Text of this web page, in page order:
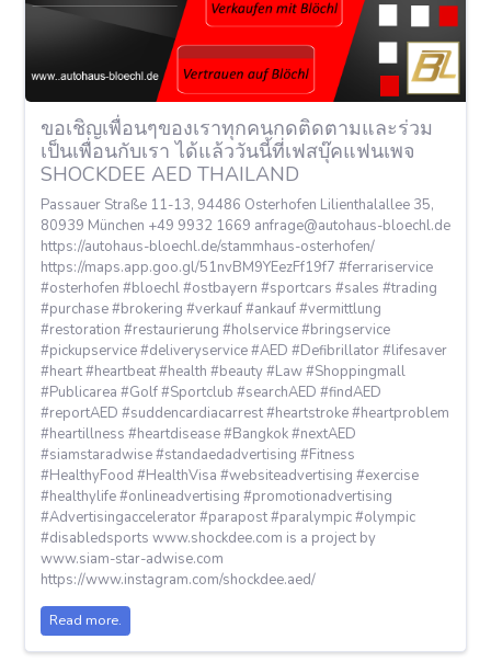
ขอเชิญเพื่อนๆของเราทุกคนกดติดตามและร่วม
เป็นเพื่อนกับเรา ได้แล้ววันนี้ที่เฟสบุ๊คแฟนเพจ
SHOCKDEE AED THAILAND
Passauer Straße 11-13, 94486 Osterhofen Lilienthalallee 35,
80939 München +49 9932 1669 anfrage@autohaus-bloechl.de
https://autohaus-bloechl.de/stammhaus-osterhofen/
https://maps.app.goo.gl/51nvBM9YEezFf19f7 #ferrariservice
#osterhofen #bloechl #ostbayern #sportcars #sales #trading
#purchase #brokering #verkauf #ankauf #vermittlung
#restoration #restaurierung #holservice #bringservice
#pickupservice #deliveryservice #AED #Defibrillator #lifesaver
#heart #heartbeat #health #beauty #Law #Shoppingmall
#Publicarea #Golf #Sportclub #searchAED #findAED
#reportAED #suddencardiacarrest #heartstroke #heartproblem
#heartillness #heartdisease #Bangkok #nextAED
#siamstaradwise #standaedadvertising #Fitness
#HealthyFood #HealthVisa #websiteadvertising #exercise
#healthylife #onlineadvertising #promotionadvertising
#Advertisingaccelerator #parapost #paralympic #olympic
#disabledsports www.shockdee.com is a project by
www.siam-star-adwise.com
https://www.instagram.com/shockdee.aed/
Read more.